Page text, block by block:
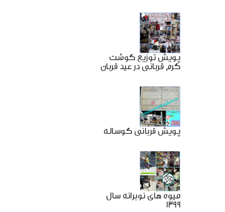
پویش توزیع گوشت
گرم قربانی در عید قربان
پویش قربانی گوساله
میوه های نوبرانه سال
1399